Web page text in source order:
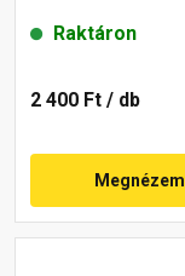
Raktáron
2 400 Ft / db
Megnézem